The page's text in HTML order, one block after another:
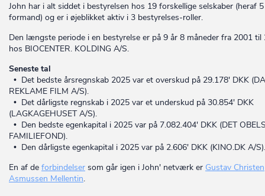
John har i alt siddet i bestyrelsen hos 19 forskellige selskaber (heraf
formand) og er i øjeblikket aktiv i 3 bestyrelses-roller.
Den længste periode i en bestyrelse er på 9 år 8 måneder fra 2001 til
hos BIOCENTER. KOLDING A/S.
Seneste tal
• Det bedste årsregnskab 2025 var et overskud på 29.178' DKK
REKLAME FILM A/S).
• Det dårligste regnskab i 2025 var et underskud på 30.854' DKK
(LAGKAGEHUSET A/S).
• Den bedste egenkapital i 2025 var på 7.082.404' DKK (DET
FAMILIEFOND).
• Den dårligste egenkapital i 2025 var på 2.606' DKK (KINO.DK A/S).
En af de forbindelser som går igen i John' netværk er Gustav Christen
Asmussen Mellentin.